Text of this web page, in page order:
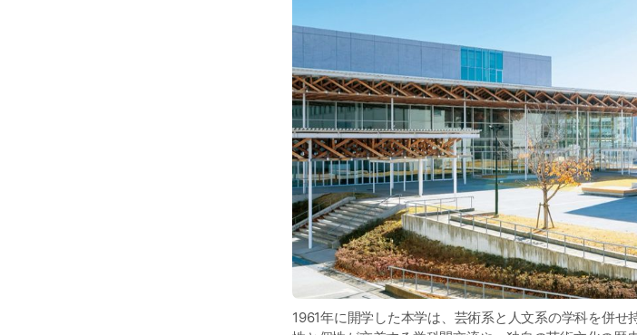
1961年に開学した本学は、芸術系と人文系の学科を併